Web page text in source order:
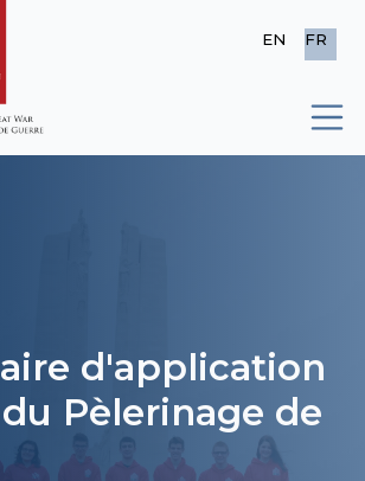
EN FR
d'application
Pèlerinage de